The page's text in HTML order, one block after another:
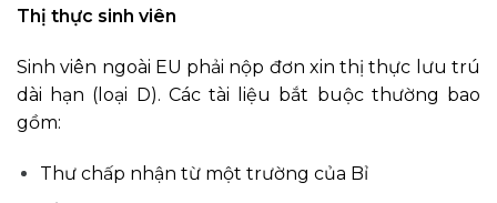
Thị thực sinh viên
Sinh viên ngoài EU phải nộp đơn xin thị thực lưu trú
dài hạn (loại D). Các tài liệu bắt buộc thường bao
gồm:
Thư chấp nhận từ một trường của Bỉ